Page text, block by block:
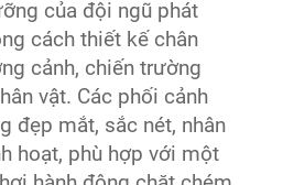
của đội ngũ phát
cách thiết kế chân
cảnh, chiến trường
vật. Các phối cảnh
đẹp mắt, sắc nét, nhân
hoạt, phù hợp với một